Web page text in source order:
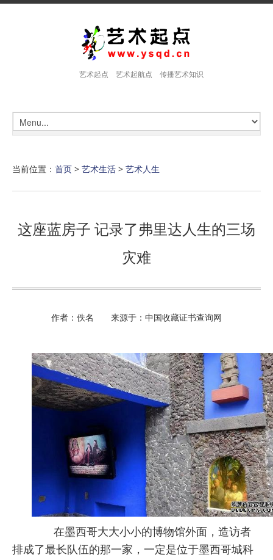
艺术起点 艺术起航点 传播艺术知识
当前位置： 首页 > 艺术生活 > 艺术人生
这座蓝房子 记录了弗里达人生的三场
灾难
作者：佚名 来源于：中国收藏证书查询网
在墨西哥大大小小的博物馆外面，造访者
排成了最长队伍的那一家，一定是位于墨西哥城科